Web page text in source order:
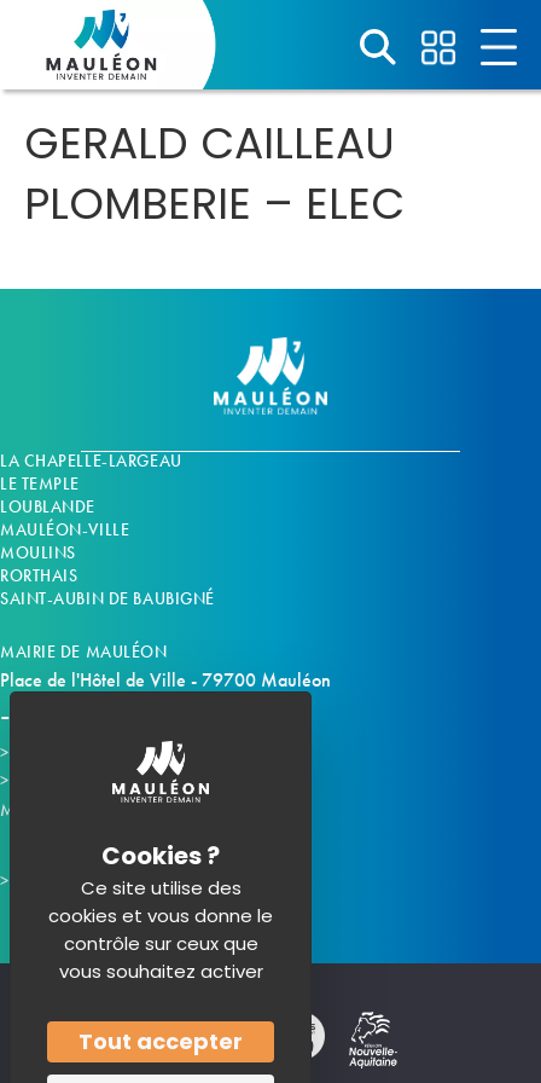
GERALD CAILLEAU
PLOMBERIE – ELEC
LA CHAPELLE-LARGEAU
LE TEMPLE
LOUBLANDE
MAULÉON-VILLE
MOULINS
RORTHAIS
SAINT-AUBIN DE BAUBIGNÉ
MAIRIE DE MAULÉON
Place de l'Hôtel de Ville - 79700 Mauléon
Horaires d'ouverture
Contacter la mairie
Mauléon sur les réseaux :
Panneau de gestion des cookies
Ce site utilise des
cookies et vous donne le
contrôle sur ceux que
vous souhaitez activer
Tout accepter